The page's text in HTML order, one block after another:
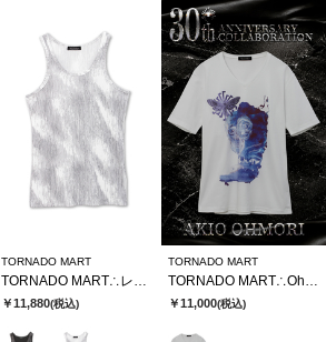
TORNADO MART
￥11,880(税込)
TORNADO MART
￥11,000(税込)